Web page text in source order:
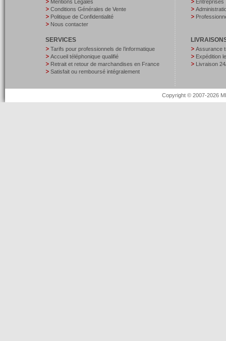
Mentions Légales
Conditions Générales de Vente
Politique de Confidentialité
Nous contacter
SERVICES
Tarifs pour professionnels de l’informatique
Accueil téléphonique qualifié
Retrait et retour de marchandises en France
Satisfait ou remboursé intégralement
Entreprises
Assurance
Expédition
Livraison
Copyright © 2007-2026